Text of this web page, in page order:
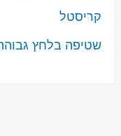
קריסטל
שטיפה בלחץ